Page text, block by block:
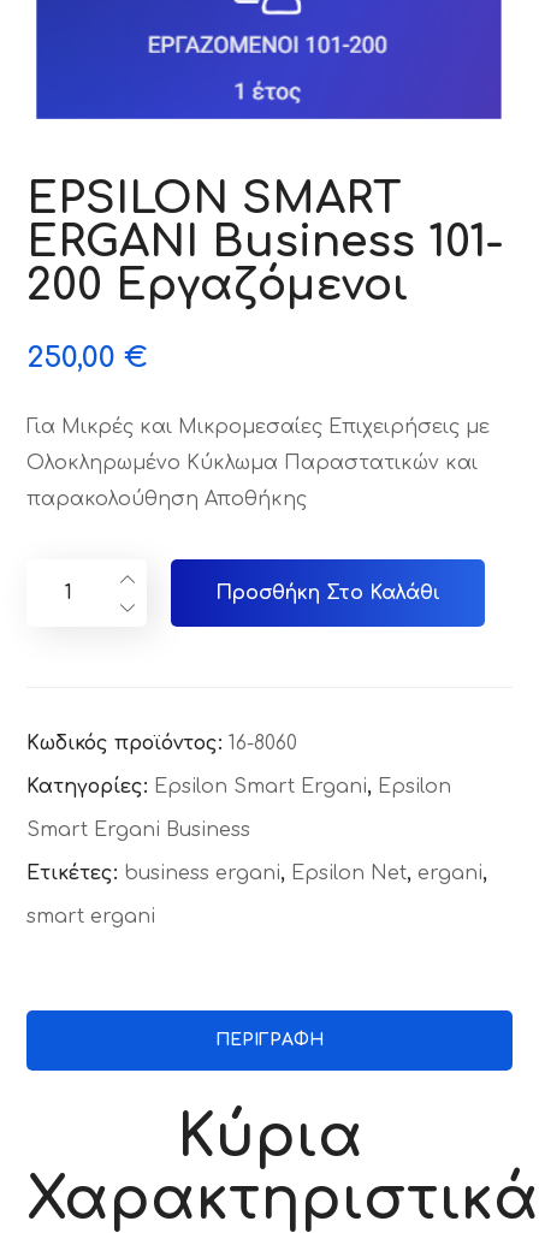
EPSILON SMART
ERGANI Business 101-
200 Εργαζόμενοι
250,00€
Για Μικρές και Μικρομεσαίες Επιχειρήσεις με
Ολοκληρωμένο Κύκλωμα Παραστατικών και
παρακολούθηση Αποθήκης
Προσθήκη Στο Καλάθι
Κωδικός προϊόντος:16-8060
Κατηγορίες: Epsilon Smart Ergani, Epsilon
Smart Ergani Business
Ετικέτες: business ergani, Epsilon Net,ergani,
smart ergani
ΠΕΡΙΓΡΑΦΉ
Κύρια
Χαρακτηριστικά